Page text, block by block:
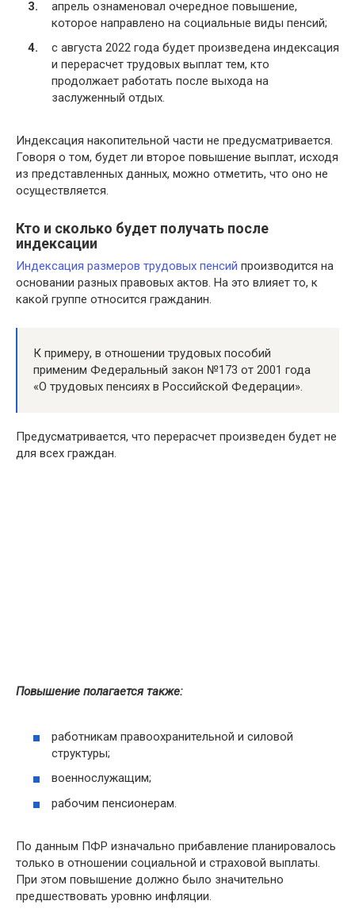
апрель ознаменовал очередное повышение,
которое направлено на социальные виды пенсий;
с августа 2022 года будет произведена индексация
и перерасчет трудовых выплат тем, кто
продолжает работать после выхода на
заслуженный отдых.
Индексация накопительной части не предусматривается.
Говоря о том, будет ли второе повышение выплат, исходя
из представленных данных, можно отметить, что оно не
осуществляется.
Кто и сколько будет получать после
индексации
Индексация размеров трудовых пенсий производится на
основании разных правовых актов. На это влияет то, к
какой группе относится гражданин.
К примеру, в отношении трудовых пособий
применим Федеральный закон №173 от 2001 года
«О трудовых пенсиях в Российской Федерации».
Предусматривается, что перерасчет произведен будет не
для всех граждан.
Повышение полагается также:
работникам правоохранительной и силовой
структуры;
военнослужащим;
рабочим пенсионерам.
По данным ПФР изначально прибавление планировалось
только в отношении социальной и страховой выплаты.
При этом повышение должно было значительно
предшествовать уровню инфляции.